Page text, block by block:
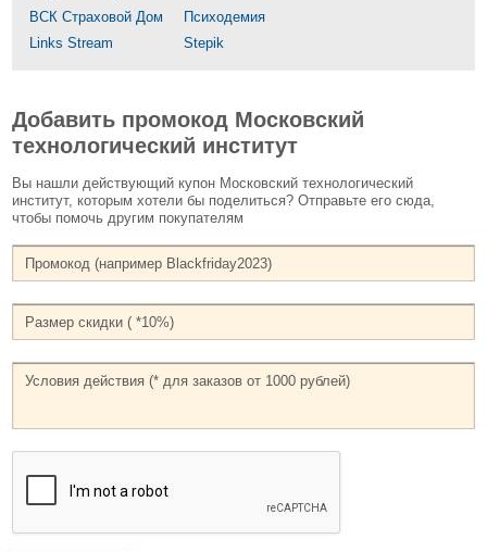
ВСК Страховой Дом
Психодемия
Links Stream
Stepik
Добавить промокод Московский
технологический институт
Вы нашли действующий купон Московский технологический
институт, которым хотели бы поделиться? Отправьте его сюда,
чтобы помочь другим покупателям